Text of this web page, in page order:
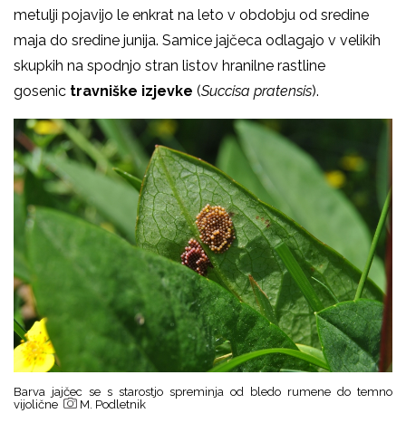
metulji pojavijo le enkrat na leto v obdobju od sredine
maja do sredine junija. Samice jajčeca odlagajo v velikih
skupkih na spodnjo stran listov hranilne rastline
gosenic travniške izjevke (Succisa pratensis).
Barva jajčec se s starostjo spreminja od bledo rumene do temno
vijolične
M. Podletnik